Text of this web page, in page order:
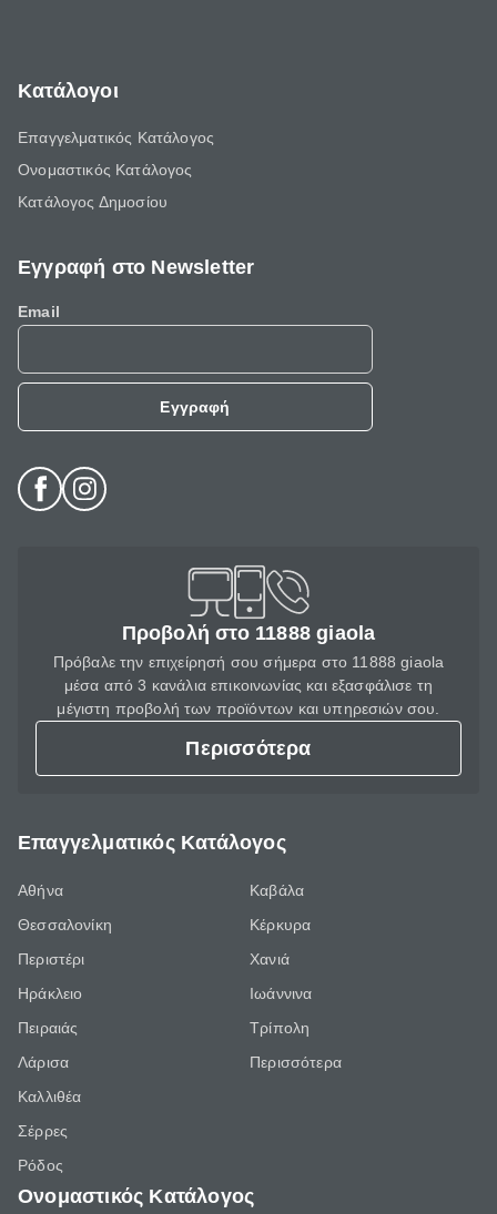
Κατάλογοι
Επαγγελματικός Κατάλογος
Ονομαστικός Κατάλογος
Κατάλογος Δημοσίου
Εγγραφή στο Newsletter
Email
Εγγραφή
Προβολή στο 11888 giaola
Πρόβαλε την επιχείρησή σου σήμερα στο 11888 giaola
μέσα από 3 κανάλια επικοινωνίας και εξασφάλισε τη
μέγιστη προβολή των προϊόντων και υπηρεσιών σου.
Περισσότερα
Επαγγελματικός Κατάλογος
Αθήνα
Θεσσαλονίκη
Περιστέρι
Ηράκλειο
Πειραιάς
Λάρισα
Καλλιθέα
Σέρρες
Ρόδος
Καβάλα
Κέρκυρα
Χανιά
Ιωάννινα
Τρίπολη
Περισσότερα
Ονομαστικός Κατάλογος